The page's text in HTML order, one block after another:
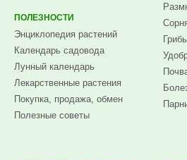
ПОЛЕЗНОСТИ
Энциклопедия растений
Календарь садовода
Лунный календарь
Лекарственные растения
Покупка, продажа, обмен
Полезные советы